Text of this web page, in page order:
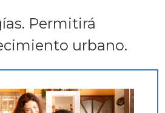
Permitirá
urbano.